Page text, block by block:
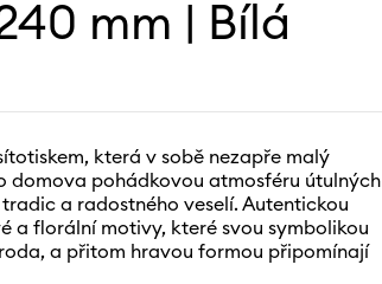
mm | Bílá
která v sobě nezapře malý
domova pohádkovou atmosféru útulných
a radostného veselí. Autentickou
a florální motivy, které svou symbolikou
a přitom hravou formou připomínají